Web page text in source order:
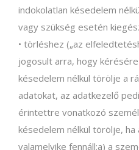
indokolatlan késedelem
vagy szükség esetén
• törléshez („az
jogosult arra, hogy
késedelem nélkül törölje a
adatokat, az adatkezelő
érintettre vonatkozó
késedelem nélkül törölje, ha
valamelyike fennáll:a) a